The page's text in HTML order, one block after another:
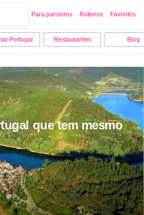
Para parceiros Roteiros Favoritos
Portugal Restaurantes Blog
que tem mesmo